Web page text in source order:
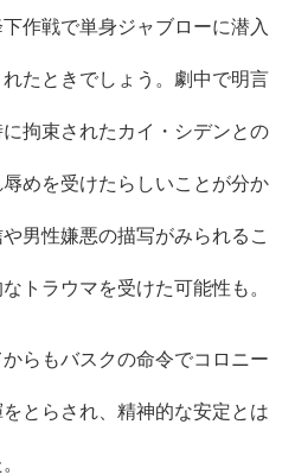
作戦で単身ジャブローに潜入
たときでしょう。劇中で明言
拘束されたカイ・シデンとの
めを受けたらしいことが分か
男性嫌悪の描写がみられるこ
トラウマを受けた可能性も。
らもバスクの命令でコロニー
とらされ、精神的な安定とは